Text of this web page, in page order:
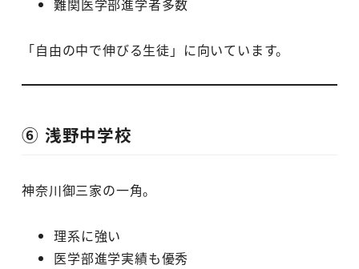
難関医学部進学者多数
「自由の中で伸びる生徒」に向いています。
⑥ 浅野中学校
神奈川御三家の一角。
理系に強い
医学部進学実績も優秀